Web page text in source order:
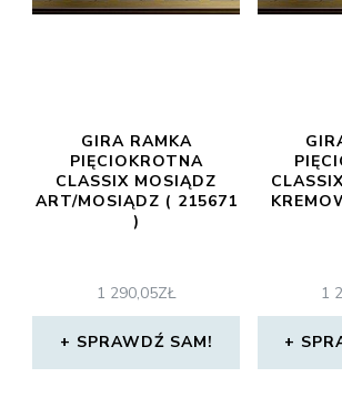
GIRA RAMKA
PIĘCIOKROTNA
CLASSIX MOSIĄDZ
ART/MOSIĄDZ ( 215671
)
1 290,05ZŁ
SPRAWDŹ SAM!
1